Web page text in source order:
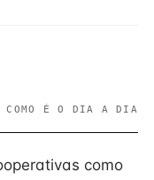
COMO É O DIA A DIA
como